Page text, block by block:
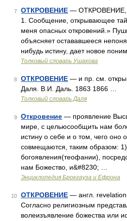
7 ОТКРОВЕНИЕ — ОТКРОВЕНИЕ,
1. Сообщение, открывающее
меня опасных откровений.»
объясняет остававшееся
нибудь истину, дает новое
Толковый словарь Ушакова
8 ОТКРОВЕНИЕ — и пр. см.
Даля. В.И. Даль. 1863 1866 …
Толковый словарь Даля
9 Откровение — проявление
мире, с цельюсообщить нам
истину о себе и о том, чего оно
совмещаются, таким образом:
богоявления(теофании),
нам Божество, и&#8230; …
Энциклопедия Брокгауза и Ефрона
10 ОТКРОВЕНИЕ — англ.
Согласно религиозным
волеизъявление божества или